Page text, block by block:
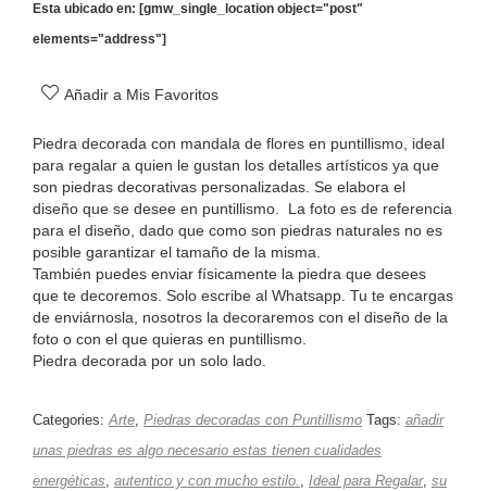
Esta ubicado en: [gmw_single_location object="post"
elements="address"]
Añadir a Mis Favoritos
Piedra decorada con mandala de flores en puntillismo, ideal
para regalar a quien le gustan los detalles artísticos ya que
son piedras decorativas personalizadas. Se elabora el
diseño que se desee en puntillismo. La foto es de referencia
para el diseño, dado que como son piedras naturales no es
posible garantizar el tamaño de la misma.
También puedes enviar físicamente la piedra que desees
que te decoremos. Solo escribe al Whatsapp. Tu te encargas
de enviárnosla, nosotros la decoraremos con el diseño de la
foto o con el que quieras en puntillismo.
Piedra decorada por un solo lado.
Categories:Arte, Piedras decoradas con Puntillismo Tags: añadir
unas piedras es algo necesario estas tienen cualidades
energéticas, autentico y con mucho estilo. , Ideal para Regalar, su